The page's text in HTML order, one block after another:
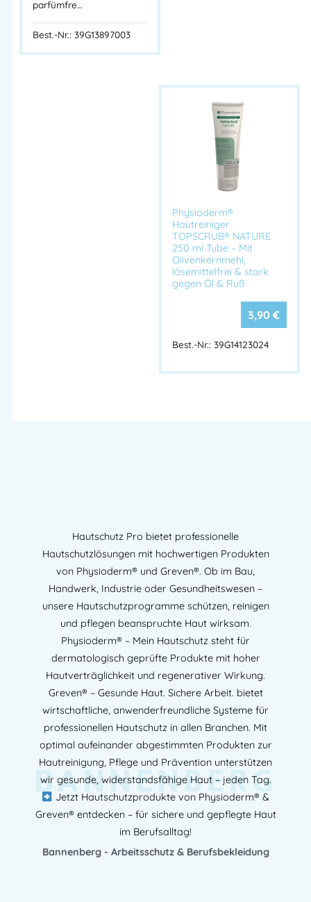
parfümfre…
Best.-Nr.: 39G13897003
Physioderm®
Hautreiniger
TOPSCRUB® NATURE
250 ml Tube – Mit
Olivenkernmehl,
lösemittelfrei & stark
gegen Öl & Ruß
3,90 €
Best.-Nr.: 39G14123024
Hautschutz Pro bietet professionelle
Hautschutzlösungen mit hochwertigen Produkten
von Physioderm® und Greven®. Ob im Bau,
Handwerk, Industrie oder Gesundheitswesen –
unsere Hautschutzprogramme schützen, reinigen
und pflegen beanspruchte Haut wirksam.
Physioderm® – Mein Hautschutz steht für
dermatologisch geprüfte Produkte mit hoher
Hautverträglichkeit und regenerativer Wirkung.
Greven® – Gesunde Haut. Sichere Arbeit. bietet
wirtschaftliche, anwenderfreundliche Systeme für
professionellen Hautschutz in allen Branchen. Mit
optimal aufeinander abgestimmten Produkten zur
Hautreinigung, Pflege und Prävention unterstützen
wir gesunde, widerstandsfähige Haut – jeden Tag.
Jetzt Hautschutzprodukte von Physioderm® &
Greven® entdecken – für sichere und gepflegte Haut
im Berufsalltag!
Bannenberg - Arbeitsschutz & Berufsbekleidung
BANNENBERG